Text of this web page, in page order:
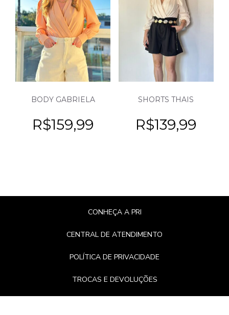
BODY GABRIELA
R$159,99
SHORTS THAIS
R$139,99
CONHEÇA A PRI
CENTRAL DE ATENDIMENTO
POLÍTICA DE PRIVACIDADE
TROCAS E DEVOLUÇÕES